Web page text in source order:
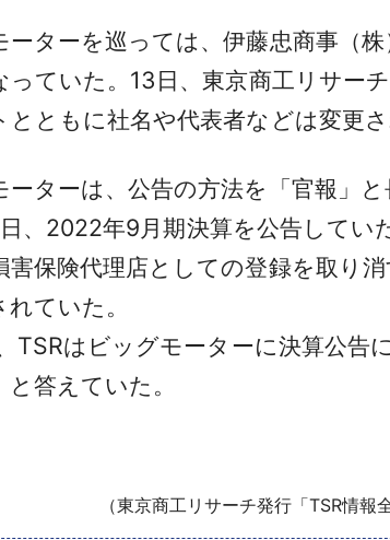
ターを巡っては、伊藤忠商事（
っていた。13日、東京商工リサー
とともに社名や代表者などは変更
ターは、公告の方法を「官報」
、2022年9月期決算を公告して
害保険代理店としての登録を取り
ていた。
TSRはビッグモーターに決算公告
答えていた。
（東京商工リサーチ発行「TSR情